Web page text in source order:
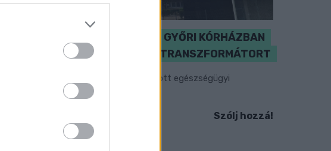
KICSERÉLTÉK A GYŐRI KÓRHÁZBAN
MEGHIBÁSODOTT TRANSZFORMÁTORT
Megkezdték az elhalasztott egészségügyi
ellátásokat.
Szólj hozzá!